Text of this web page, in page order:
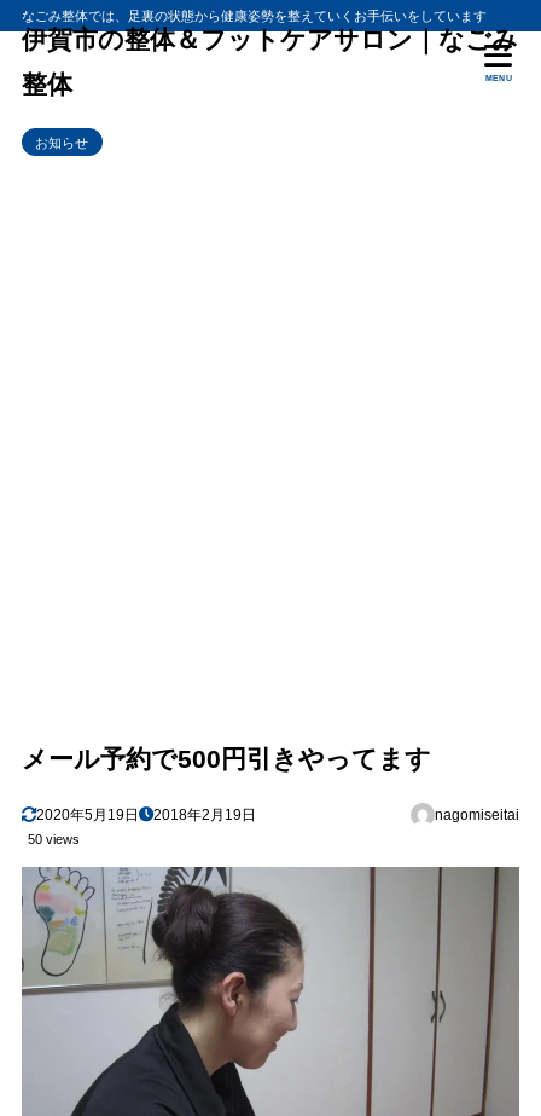
なごみ整体では、足裏の状態から健康姿勢を整えていくお手伝いをしています
伊賀市の整体＆フットケアサロン｜なごみ
整体
MENU
お知らせ
メール予約で500円引きやってます
2020年5月19日 2018年2月19日 nagomiseitai
50 views